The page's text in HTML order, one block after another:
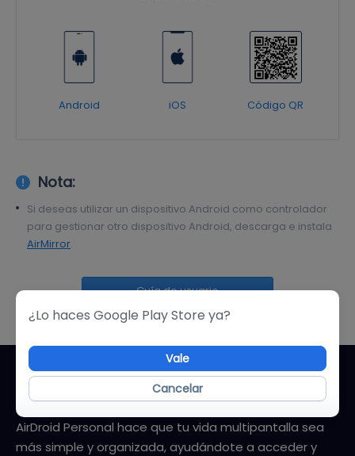
Android iOS Código QR
Nota:
Si deseas utilizar un dispositivo Android como controlador
para gestionar otro dispositivo Android, descarga e instala
AirMirror.
Guía de usuario
Sobre AirDroid Personal
AirDroid Personal hace que tu vida multipantalla sea
más simple y organizada, ayudándote a acceder y
¿Lo haces Google Play Store ya?
Vale
Cancelar